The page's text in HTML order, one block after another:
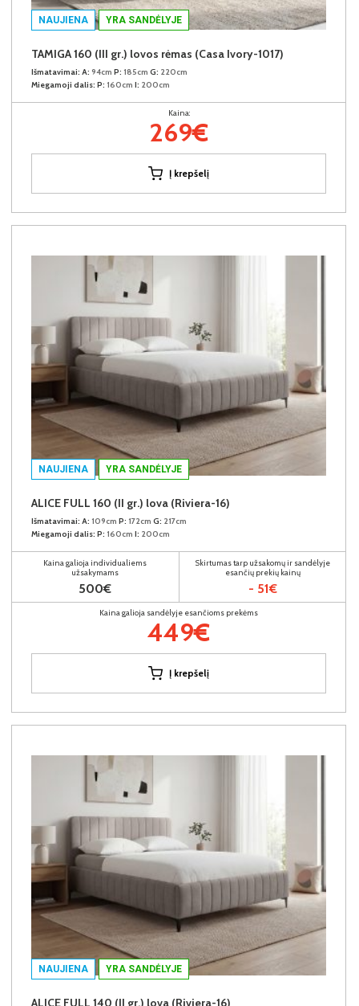
NAUJIENA YRA SANDĖLYJE
TAMIGA 160 (III gr.) lovos rėmas (Casa Ivory-1017)
Išmatavimai: A: 94cm P: 185cm G: 220cm
Miegamoji dalis: P: 160cm I: 200cm
Kaina:
269€
Į krepšelį
NAUJIENA YRA SANDĖLYJE
ALICE FULL 160 (II gr.) lova (Riviera-16)
Išmatavimai: A: 109cm P: 172cm G: 217cm
Miegamoji dalis: P: 160cm I: 200cm
Kaina galioja individualiems
užsakymams
500€
Skirtumas tarp užsakomų ir sandėlyje
esančių prekių kainų
- 51€
Kaina galioja sandėlyje esančioms prekėms
449€
Į krepšelį
NAUJIENA YRA SANDĖLYJE
ALICE FULL 140 (II gr.) lova (Riviera-16)